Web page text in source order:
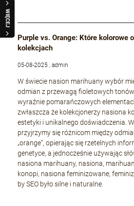
WIĘCEJ
Purple vs. Orange: Które kolorowe
kolekcjach
05-08-2025 , admin
W świecie nasion marihuany wybór
odmian z przewagą fioletowych
wyraźnie pomarańczowych
zwłaszcza że kolekcjonerzy nasiona
estetyki i unikalnego doświadczenia.
przyjrzymy się różnicom między
„orange”, opierając się rzetelnych
genetyce, a jednocześnie używając
nasiona marihuany, nasiona,
konopi, nasiona feminizowane,
by SEO było silne i naturalne.